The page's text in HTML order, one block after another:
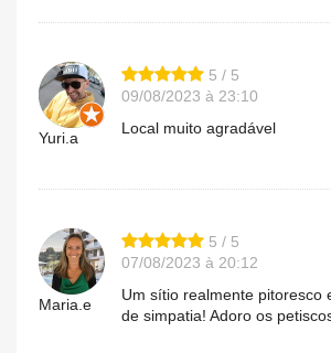
Yuri.a
5 / 5
09/08/2023 à 23:10
Local muito agradável
Maria.e
5 / 5
07/08/2023 à 20:12
Um sítio realmente pitoresco
de simpatia! Adoro os